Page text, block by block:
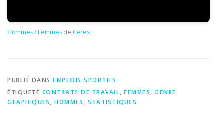
Hommes / Femmes de Cérès
PUBLIÉ DANS EMPLOIS SPORTIFS
ÉTIQUETÉ CONTRATS DE TRAVAIL, FEMMES, GENRE,
GRAPHIQUES, HOMMES, STATISTIQUES